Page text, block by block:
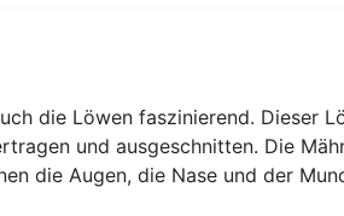
die Löwen faszinierend. Dieser
und ausgeschnitten. Die
die Augen, die Nase und der